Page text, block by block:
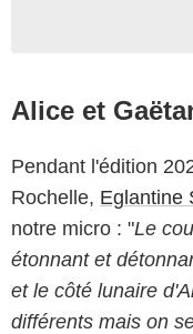
Alice et
Pendant l'édition
Rochelle, Eglantine
notre micro : "Le
étonnant et
et le côté lunaire
différents mais on